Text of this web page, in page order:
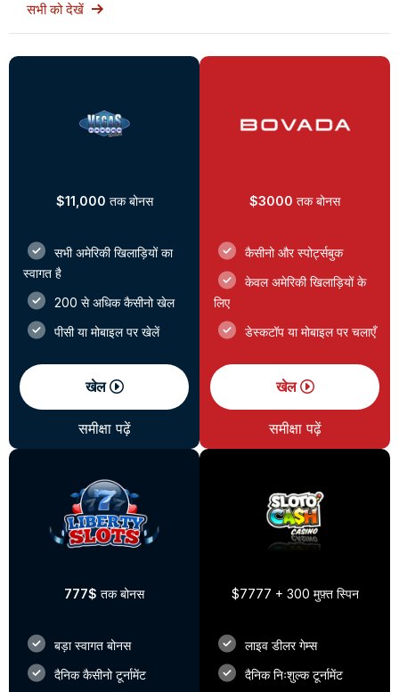
सभी को देखें
$11,000 तक बोनस
सभी अमेरिकी खिलाड़ियों का
स्वागत है
200 से अधिक कैसीनो खेल
पीसी या मोबाइल पर खेलें
खेल
समीक्षा पढ़ें
$3000 तक बोनस
कैसीनो और स्पोर्ट्सबुक
केवल अमेरिकी खिलाड़ियों के
लिए
डेस्कटॉप या मोबाइल पर चलाएँ
खेल
समीक्षा पढ़ें
777$ तक बोनस
बड़ा स्वागत बोनस
दैनिक कैसीनो टूर्नामेंट
$7777 + 300 मुफ़्त स्पिन
लाइव डीलर गेम्स
दैनिक निःशुल्क टूर्नामेंट